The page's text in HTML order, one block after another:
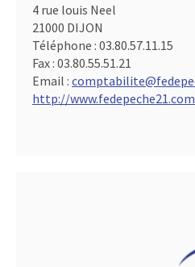
4 rue louis Neel
21000 DIJON
Téléphone : 03.80.57.11.15
Fax : 03.80.55.51.21
Email :
http://www.fedepeche21.com